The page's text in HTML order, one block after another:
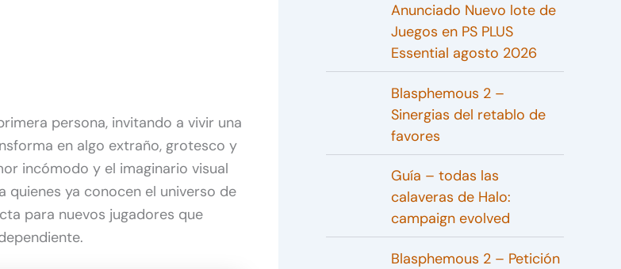
persona, invitando a vivir una
en algo extraño, grotesco y
incómodo y el imaginario visual
quienes ya conocen el universo de
para nuevos jugadores que
Anunciado Nuevo lote de
Juegos en PS PLUS
Essential agosto 2026
Blasphemous 2 –
Sinergias del retablo de
favores
Guía – todas las
calaveras de Halo:
campaign evolved
Blasphemous 2 – Petición